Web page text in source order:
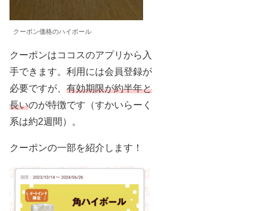
クーポン価格のハイボール
クーポンはココスのアプリから入
手できます。利用には会員登録が
必要ですが、 有効期限が約半年と
長いのが特徴です（すかいらーく
系は約2週間）。
クーポンの一部を紹介します！